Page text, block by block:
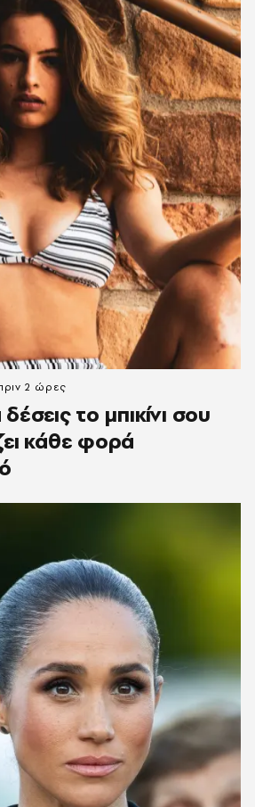
το μπικίνι σου
κάθε φορά
2 ώρες